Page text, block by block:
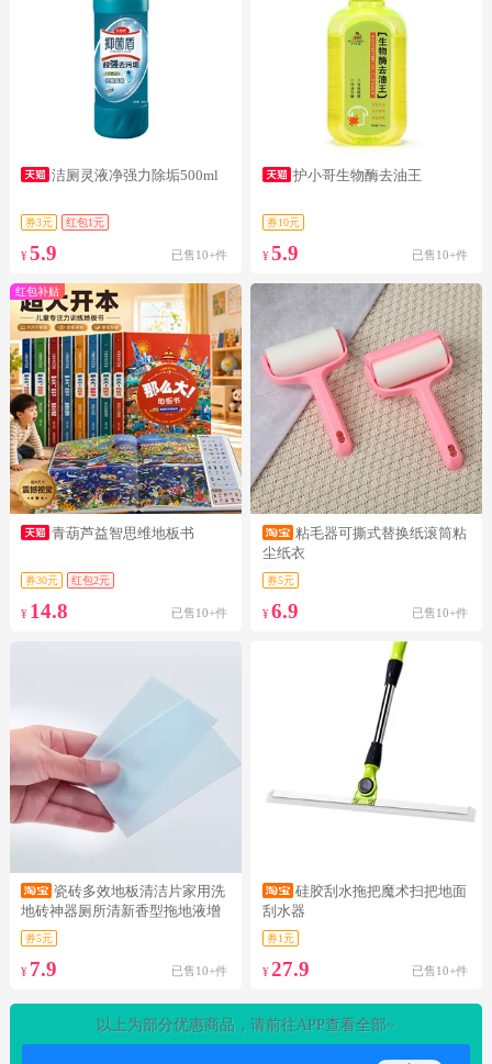
洁厕灵液净强力除垢500ml
券3元 红包1元
¥ 5.9 已售10+件
护小哥生物酶去油王
券10元
¥5.9 已售10+件
红包补贴
青葫芦益智思维地板书
券30元 红包2元
¥ 14.8 已售10+件
粘毛器可撕式替换纸滚筒粘
尘纸衣
券5元
¥6.9 已售10+件
瓷砖多效地板清洁片家用洗
地砖神器厕所清新香型拖地液增
亮HS
券5元
¥ 7.9 已售10+件
硅胶刮水拖把魔术扫把地面
刮水器
券1元
¥27.9 已售10+件
以上为部分优惠商品，请前往APP查看全部~